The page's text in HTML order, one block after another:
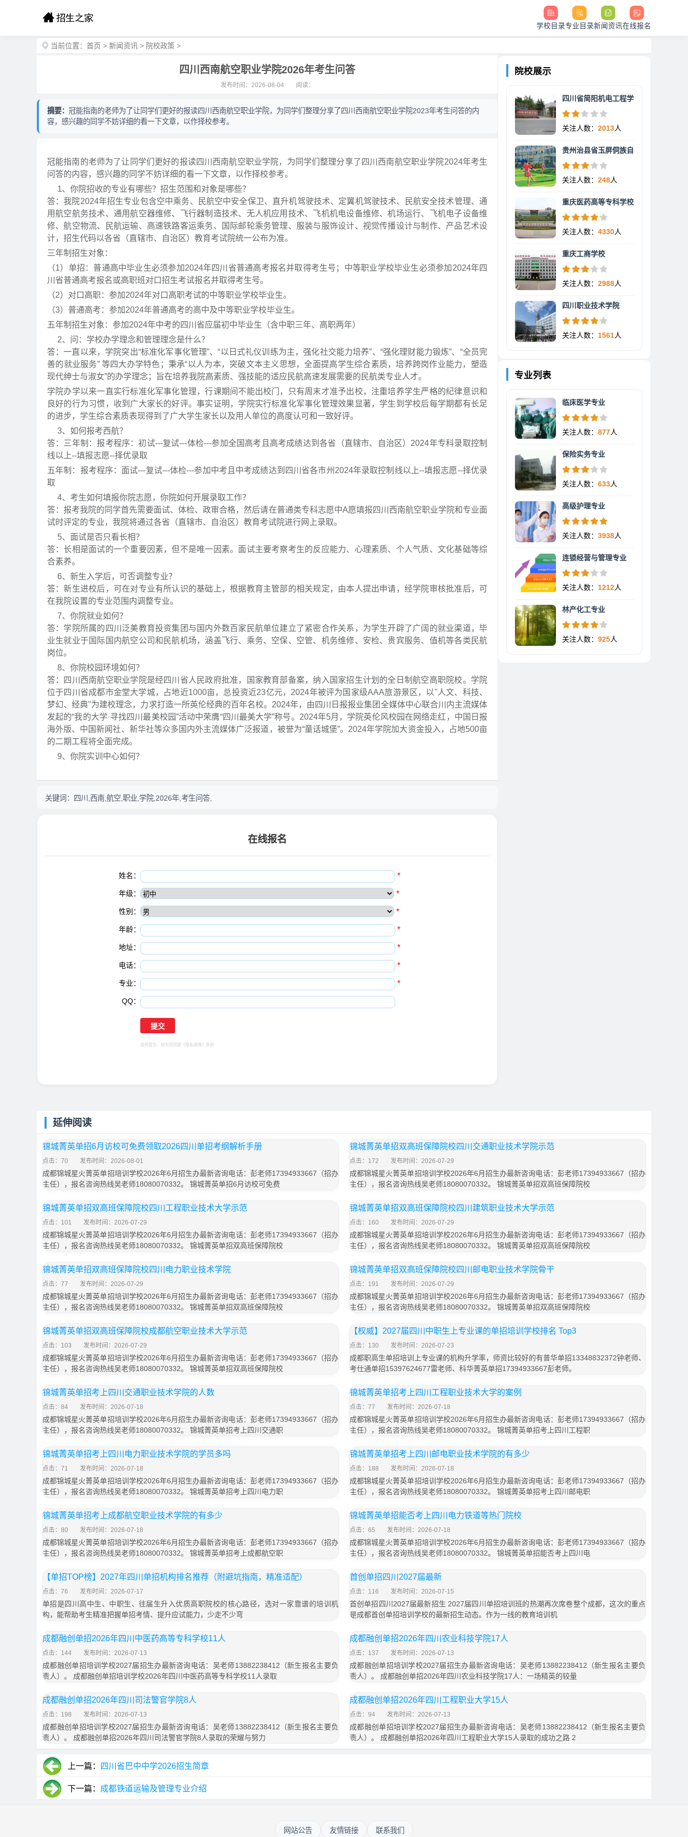
学校目录专业目录新闻资讯在线报名
当前位置： 首页 > 新闻资讯 > 院校政策 >
四川西南航空职业学院2026年考生问答
发布时间：2026-08-04 阅读：
摘要： 冠能指南的老师为了让同学们更好的报读四川西南航空职业学院，为同学们整理分享了四川西南航空职业学院2023年考生问答的内
容，感兴趣的同学不妨详细的看一下文章，以作择校参考。
冠能指南的老师为了让同学们更好的报读四川西南航空职业学院，为同学们整理分享了四川西南航空职业学院2024年考生
问答的内容，感兴趣的同学不妨详细的看一下文章，以作择校参考。
1、你院招收的专业有哪些？招生范围和对象是哪些？
答：我院2024年招生专业包含空中乘务、民航空中安全保卫、直升机驾驶技术、定翼机驾驶技术、民航安全技术管理、通
用航空航务技术、通用航空器维修、飞行器制造技术、无人机应用技术、飞机机电设备维修、机场运行、飞机电子设备维
修、航空物流、民航运输、高速铁路客运乘务、国际邮轮乘务管理、服装与服饰设计、视觉传播设计与制作、产品艺术设
计，招生代码以各省（直辖市、自治区）教育考试院统一公布为准。
三年制招生对象：
（1）单招：普通高中毕业生必须参加2024年四川省普通高考报名并取得考生号；中等职业学校毕业生必须参加2024年四
川省普通高考报名或高职班对口招生考试报名并取得考生号。
（2）对口高职：参加2024年对口高职考试的中等职业学校毕业生。
（3）普通高考：参加2024年普通高考的高中及中等职业学校毕业生。
五年制招生对象：参加2024年中考的四川省应届初中毕业生（含中职三年、高职两年）
2、问：学校办学理念和管理理念是什么？
答：一直以来，学院突出“标准化军事化管理”、“以日式礼仪训练为主，强化社交能力培养”、“强化理财能力锻炼”、“全员完
善的就业服务” 等四大办学特色；秉承“以人为本，突破文本主义思想，全面提高学生综合素质，培养跨岗作业能力，塑造
现代绅士与淑女”的办学理念；旨在培养我院高素质、强技能的适应民航高速发展需要的民航类专业人才。
学院办学以来一直实行标准化军事化管理，行课期间不能出校门，只有周末才准予出校，注重培养学生严格的纪律意识和
良好的行为习惯，收到广大家长的好评。事实证明，学院实行标准化军事化管理效果显著，学生到学校后每学期都有长足
的进步，学生综合素质表现得到了广大学生家长以及用人单位的高度认可和一致好评。
3、如何报考西航？
答：三年制：报考程序：初试---复试---体检---参加全国高考且高考成绩达到各省（直辖市、自治区）2024年专科录取控制
线以上--填报志愿--择优录取
五年制：报考程序：面试---复试---体检---参加中考且中考成绩达到四川省各市州2024年录取控制线以上--填报志愿--择优录
取
4、考生如何填报你院志愿，你院如何开展录取工作？
答：报考我院的同学首先需要面试、体检、政审合格，然后请在普通类专科志愿中A愿填报四川西南航空职业学院和专业面
试时评定的专业，我院将通过各省（直辖市、自治区）教育考试院进行网上录取。
5、面试是否只看长相？
答：长相是面试的一个重要因素，但不是唯一因素。面试主要考察考生的反应能力、心理素质、个人气质、文化基础等综
合素养。
6、新生入学后，可否调整专业？
答：新生进校后，可在对专业有所认识的基础上，根据教育主管部的相关规定，由本人提出申请，经学院审核批准后，可
在我院设置的专业范围内调整专业。
7、你院就业如何？
答：学院所属的四川泛美教育投资集团与国内外数百家民航单位建立了紧密合作关系，为学生开辟了广阔的就业渠道，毕
业生就业于国际国内航空公司和民航机场，涵盖飞行、乘务、空保、空管、机务维修、安检、贵宾服务、值机等各类民航
岗位。
8、你院校园环境如何？
答：四川西南航空职业学院是经四川省人民政府批准，国家教育部备案，纳入国家招生计划的全日制航空高职院校。学院
位于四川省成都市金堂大学城，占地近1000亩，总投资近23亿元，2024年被评为国家级AAA旅游景区，以"人文、科技、
梦幻、经典"为建校理念，力求打造一所英伦经典的百年名校。2024年，由四川日报报业集团全媒体中心联合川内主流媒体
发起的“我的大学·寻找四川最美校园”活动中荣膺“四川最美大学”称号。2024年5月，学院英伦风校园在网络走红，中国日报
海外版、中国新闻社、新华社等众多国内外主流媒体广泛报道，被誉为“童话城堡”。2024年学院加大资金投入，占地500亩
的二期工程将全面完成。
9、你院实训中心如何？
关键词： 四川,西南,航空,职业,学院,2026年,考生问答,
在线报名
姓名： *
年级： *
性别： *
年龄： *
地址： *
电话： *
专业： *
QQ：
选择提交，视为您同意 《隐私保障》 条例
院校展示
四川省简阳机电工程学
关注人数： 2013人
贵州治县省玉屏侗族自
关注人数： 248人
重庆医药高等专科学校
关注人数： 4330人
重庆工商学校
关注人数： 2988人
四川职业技术学院
关注人数： 1561人
专业列表
临床医学专业
关注人数： 877人
保险实务专业
关注人数： 633人
高级护理专业
关注人数： 3938人
连锁经营与管理专业
关注人数： 1212人
林产化工专业
关注人数： 925人
延伸阅读
锦城菁英单招6月访校可免费领取2026四川单招考纲解析手册
点击：70 发布时间：2026-08-01
成都锦城星火菁英单招培训学校2026年6月招生办最新咨询电话：彭老师17394933667（招办
主任），报名咨询热线吴老师18080070332。 锦城菁英单招6月访校可免费
锦城菁英单招双高班保障院校四川交通职业技术学院示范
点击：172 发布时间：2026-07-29
成都锦城星火菁英单招培训学校2026年6月招生办最新咨询电话：彭老师17394933667（招办
主任），报名咨询热线吴老师18080070332。 锦城菁英单招双高班保障院校
锦城菁英单招双高班保障院校四川工程职业技术大学示范
点击：101 发布时间：2026-07-29
成都锦城星火菁英单招培训学校2026年6月招生办最新咨询电话：彭老师17394933667（招办
主任），报名咨询热线吴老师18080070332。 锦城菁英单招双高班保障院校
锦城菁英单招双高班保障院校四川建筑职业技术大学示范
点击：160 发布时间：2026-07-29
成都锦城星火菁英单招培训学校2026年6月招生办最新咨询电话：彭老师17394933667（招办
主任），报名咨询热线吴老师18080070332。 锦城菁英单招双高班保障院校
锦城菁英单招双高班保障院校四川电力职业技术学院
点击：77 发布时间：2026-07-29
成都锦城星火菁英单招培训学校2026年6月招生办最新咨询电话：彭老师17394933667（招办
主任），报名咨询热线吴老师18080070332。 锦城菁英单招双高班保障院校
锦城菁英单招双高班保障院校四川邮电职业技术学院骨干
点击：191 发布时间：2026-07-29
成都锦城星火菁英单招培训学校2026年6月招生办最新咨询电话：彭老师17394933667（招办
主任），报名咨询热线吴老师18080070332。 锦城菁英单招双高班保障院校
锦城菁英单招双高班保障院校成都航空职业技术大学示范
点击：103 发布时间：2026-07-29
成都锦城星火菁英单招培训学校2026年6月招生办最新咨询电话：彭老师17394933667（招办
主任），报名咨询热线吴老师18080070332。 锦城菁英单招双高班保障院校
【权威】2027届四川中职生上专业课的单招培训学校排名 Top3
点击：130 发布时间：2026-07-23
成都职高生单招培训上专业课的机构升学率，师资比较好的有普华单招13348832372钟老师、
考仕通单招15397624677雷老师、科华菁英单招17394933667彭老师。
锦城菁英单招考上四川交通职业技术学院的人数
点击：84 发布时间：2026-07-18
成都锦城星火菁英单招培训学校2026年6月招生办最新咨询电话：彭老师17394933667（招办
主任），报名咨询热线吴老师18080070332。 锦城菁英单招考上四川交通职
锦城菁英单招考上四川工程职业技术大学的案例
点击：77 发布时间：2026-07-18
成都锦城星火菁英单招培训学校2026年6月招生办最新咨询电话：彭老师17394933667（招办
主任），报名咨询热线吴老师18080070332。 锦城菁英单招考上四川工程职
锦城菁英单招考上四川电力职业技术学院的学员多吗
点击：71 发布时间：2026-07-18
成都锦城星火菁英单招培训学校2026年6月招生办最新咨询电话：彭老师17394933667（招办
主任），报名咨询热线吴老师18080070332。 锦城菁英单招考上四川电力职
锦城菁英单招考上四川邮电职业技术学院的有多少
点击：188 发布时间：2026-07-18
成都锦城星火菁英单招培训学校2026年6月招生办最新咨询电话：彭老师17394933667（招办
主任），报名咨询热线吴老师18080070332。 锦城菁英单招考上四川邮电职
锦城菁英单招考上成都航空职业技术学院的有多少
点击：80 发布时间：2026-07-18
成都锦城星火菁英单招培训学校2026年6月招生办最新咨询电话：彭老师17394933667（招办
主任），报名咨询热线吴老师18080070332。 锦城菁英单招考上成都航空职
锦城菁英单招能否考上四川电力铁道等热门院校
点击：65 发布时间：2026-07-18
成都锦城星火菁英单招培训学校2026年6月招生办最新咨询电话：彭老师17394933667（招办
主任），报名咨询热线吴老师18080070332。 锦城菁英单招能否考上四川电
【单招TOP榜】2027年四川单招机构排名推荐（附避坑指南，精准适配）
点击：76 发布时间：2026-07-17
单招是四川高中生、中职生、往届生升入优质高职院校的核心路径，选对一家靠谱的培训机
构，能帮助考生精准把握单招考情、提升应试能力，少走不少弯
首创单招四川2027届最新
点击：116 发布时间：2026-07-15
首创单招四川2027届最新招生 2027届四川单招培训班的热潮再次席卷整个成都，这次的重点
是成都首创单招培训学校的最新招生动态。作为一线的教育培训机
成都融创单招2026年四川中医药高等专科学校11人
点击：144 发布时间：2026-07-13
成都融创单招培训学校2027届招生办最新咨询电话：吴老师13882238412（新生报名主要负
责人）。 成都融创单招培训学校2026年四川中医药高等专科学校11人录取
成都融创单招2026年四川农业科技学院17人
点击：137 发布时间：2026-07-13
成都融创单招培训学校2027届招生办最新咨询电话：吴老师13882238412（新生报名主要负
责人）。 成都融创单招2026年四川农业科技学院17人：一场精英的较量
成都融创单招2026年四川司法警官学院8人
点击：198 发布时间：2026-07-13
成都融创单招培训学校2027届招生办最新咨询电话：吴老师13882238412（新生报名主要负
责人）。 成都融创单招2026年四川司法警官学院8人录取的荣耀与努力
成都融创单招2026年四川工程职业大学15人
点击：94 发布时间：2026-07-13
成都融创单招培训学校2027届招生办最新咨询电话：吴老师13882238412（新生报名主要负
责人）。 成都融创单招2026年四川工程职业大学15人录取的成功之路 2
上一篇： 四川省巴中中学2026招生简章
下一篇： 成都铁道运输及管理专业介绍
网站公告 友情链接 联系我们